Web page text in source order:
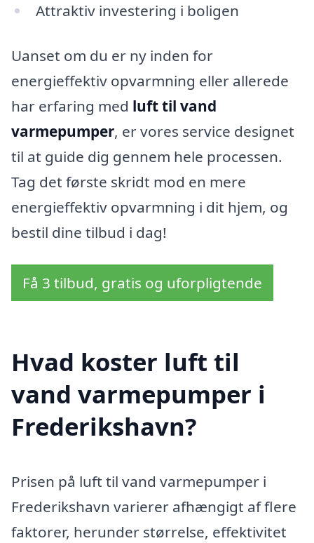
Attraktiv investering i boligen
Uanset om du er ny inden for
energieffektiv opvarmning eller allerede
har erfaring med luft til vand
varmepumper, er vores service designet
til at guide dig gennem hele processen.
Tag det første skridt mod en mere
energieffektiv opvarmning i dit hjem, og
bestil dine tilbud i dag!
Få 3 tilbud, gratis og uforpligtende
Hvad koster luft til
vand varmepumper i
Frederikshavn?
Prisen på luft til vand varmepumper i
Frederikshavn varierer afhængigt af flere
faktorer, herunder størrelse, effektivitet